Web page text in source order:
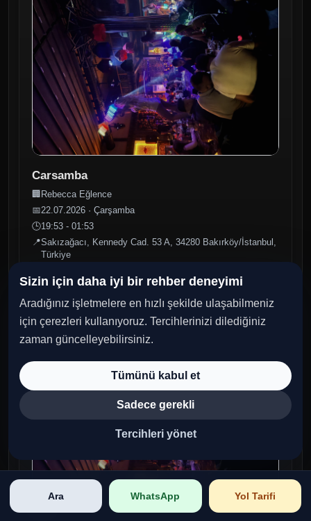
Carsamba
🏢Rebecca Eğlence
📅22.07.2026 · Çarşamba
🕒19:53 - 01:53
📍Sakızağacı, Kennedy Cad. 53 A, 34280 Bakırköy/İstanbul,
Türkiye
Geçmiş
Ara WhatsApp Yol Tarifi
Sizin için daha iyi bir rehber deneyimi
Aradığınız işletmelere en hızlı şekilde ulaşabilmeniz
için çerezleri kullanıyoruz. Tercihlerinizi dilediğiniz
zaman güncelleyebilirsiniz.
Tümünü kabul et
Sadece gerekli
Tercihleri yönet